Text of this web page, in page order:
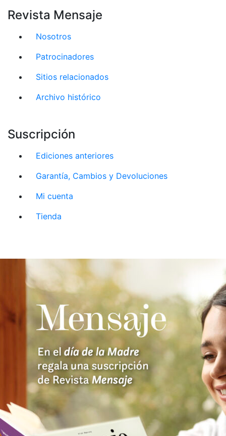
Revista Mensaje
Nosotros
Patrocinadores
Sitios relacionados
Archivo histórico
Suscripción
Ediciones anteriores
Garantía, Cambios y Devoluciones
Mi cuenta
Tienda